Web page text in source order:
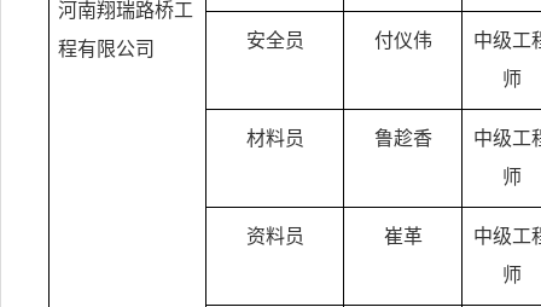
河南翔瑞路桥工
程有限公司
安全员 付仪伟
中级工
师
材料员 鲁趁香
中级工
师
资料员 崔革
中级工
师